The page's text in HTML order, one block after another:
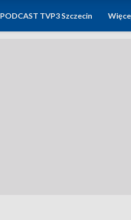
PODCAST TVP3 Szczecin